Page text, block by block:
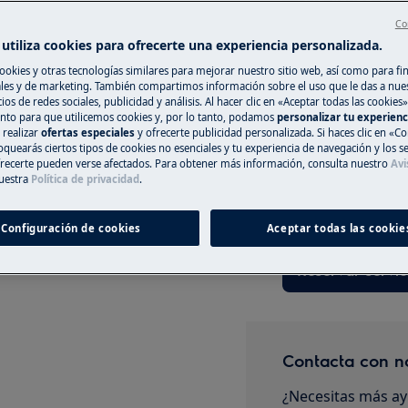
desactive el aparato
Registra online
Si no encuentras
registrar online
reparar tu
tener costes
naturaleza de la
Reservar
Contacta con
¿Necesitas más
utiliza cookies para ofrecerte una experiencia personalizada.
y otras tecnologías similares para mejorar nuestro sitio web, así como para
y de marketing. También compartimos información sobre el uso que le das a
de redes sociales, publicidad y análisis. Al hacer clic en «Aceptar todas las
para que utilicemos cookies y, por lo tanto, podamos personalizar tu
realizar ofertas especiales y ofrecerte publicidad personalizada. Si haces clic en
ciertos tipos de cookies no esenciales y tu experiencia de navegación y los
pueden verse afectados. Para obtener más información, consulta nuestro
Política de privacidad .
Configuración de cookies Aceptar todas las